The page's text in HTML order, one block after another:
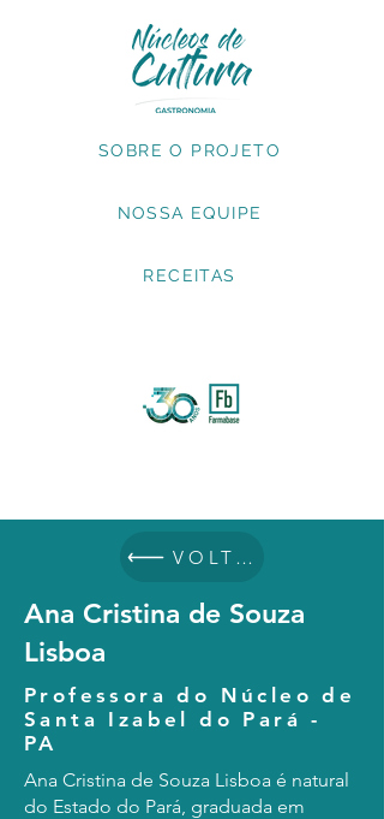
SOBRE O PROJETO
NOSSA EQUIPE
RECEITAS
VOLTAR
Ana Cristina de Souza
Lisboa
Professora do Núcleo de
Santa Izabel do Pará -
PA
Ana Cristina de Souza Lisboa é natural
do Estado do Pará, graduada em